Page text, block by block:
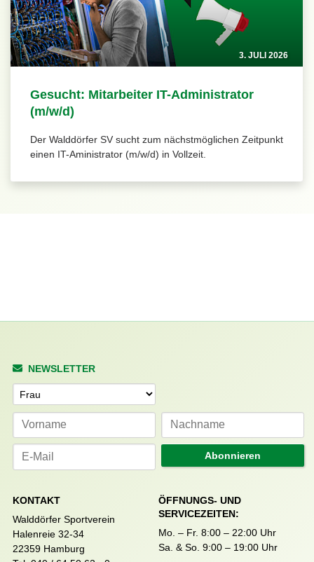
3. JULI 2026
Gesucht: Mitarbeiter IT-Administrator
(m/w/d)
Der Walddörfer SV sucht zum nächstmöglichen Zeitpunkt
einen IT-Aministrator (m/w/d) in Vollzeit.
NEWSLETTER
Anrede
Abonnieren
KONTAKT
Walddörfer Sportverein
Halenreie 32-34
22359 Hamburg
ÖFFNUNGS- UND
SERVICEZEITEN:
Mo. – Fr. 8:00 – 22:00 Uhr
Sa. & So. 9:00 – 19:00 Uhr